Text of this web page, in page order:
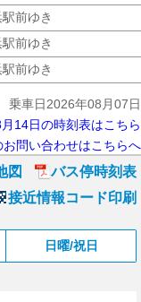
駅前ゆき
駅前ゆき
駅前ゆき
乗車日2026年08月07日
14日の時刻表はこちら
お問い合わせはこちらへ
図
バス停時刻表
接近情報コード印刷
日曜/祝日